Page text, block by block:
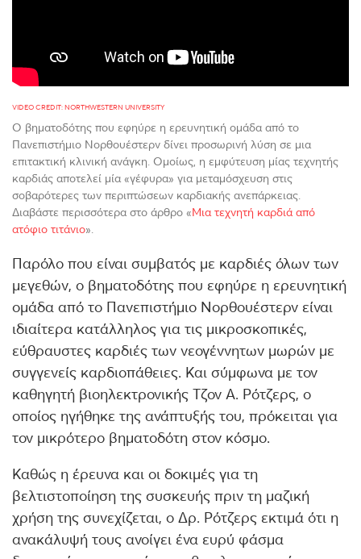
VIDEO CREDIT: NORTHWESTERN UNIVERSITY
Ο βηματοδότης που εφηύρε η ερευνητική ομάδα από το
Πανεπιστήμιο Νορθουέστερν δίνει προσωρινή λύση σε μια
επιτακτική κλινική ανάγκη. Ομοίως, η εμφύτευση μίας τεχνητής
καρδιάς αποτελεί μία «γέφυρα» για μεταμόσχευση στις
σοβαρότερες των περιπτώσεων καρδιακής ανεπάρκειας.
Διαβάστε περισσότερα στο άρθρο «Μια τεχνητή καρδιά από
ατόφιο τιτάνιο».
Παρόλο που είναι συμβατός με καρδιές όλων των
μεγεθών, ο βηματοδότης που εφηύρε η ερευνητική
ομάδα από το Πανεπιστήμιο Νορθουέστερν είναι
ιδιαίτερα κατάλληλος για τις μικροσκοπικές,
εύθραυστες καρδιές των νεογέννητων μωρών με
συγγενείς καρδιοπάθειες. Και σύμφωνα με τον
καθηγητή βιοηλεκτρονικής Τζον Α. Ρότζερς, ο
οποίος ηγήθηκε της ανάπτυξής του, πρόκειται για
τον μικρότερο βηματοδότη στον κόσμο.
Καθώς η έρευνα και οι δοκιμές για τη
βελτιστοποίηση της συσκευής πριν τη μαζική
χρήση της συνεχίζεται, ο Δρ. Ρότζερς εκτιμά ότι η
ανακάλυψή τους ανοίγει ένα ευρύ φάσμα